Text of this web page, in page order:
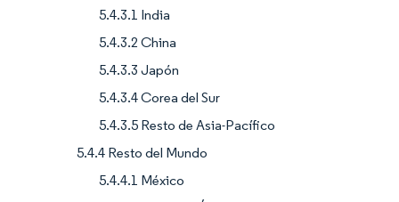
5.4.3.1 India
5.4.3.2 China
5.4.3.3 Japón
5.4.3.4 Corea del Sur
5.4.3.5 Resto de Asia-Pacífico
5.4.4 Resto del Mundo
5.4.4.1 México